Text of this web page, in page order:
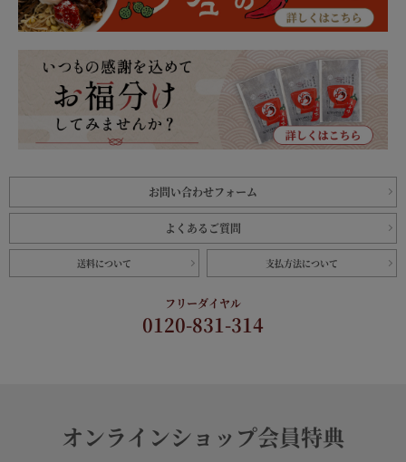
お問い合わせフォーム
よくあるご質問
送料について 支払方法について
フリーダイヤル
0120-831-314
オンラインショップ会員特典